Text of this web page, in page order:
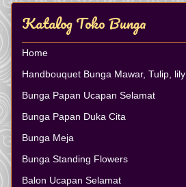
Katalog Toko Bunga
Home
Handbouquet Bunga Mawar, Tulip, lily
Bunga Papan Ucapan Selamat
Bunga Papan Duka Cita
Bunga Meja
Bunga Standing Flowers
Balon Ucapan Selamat